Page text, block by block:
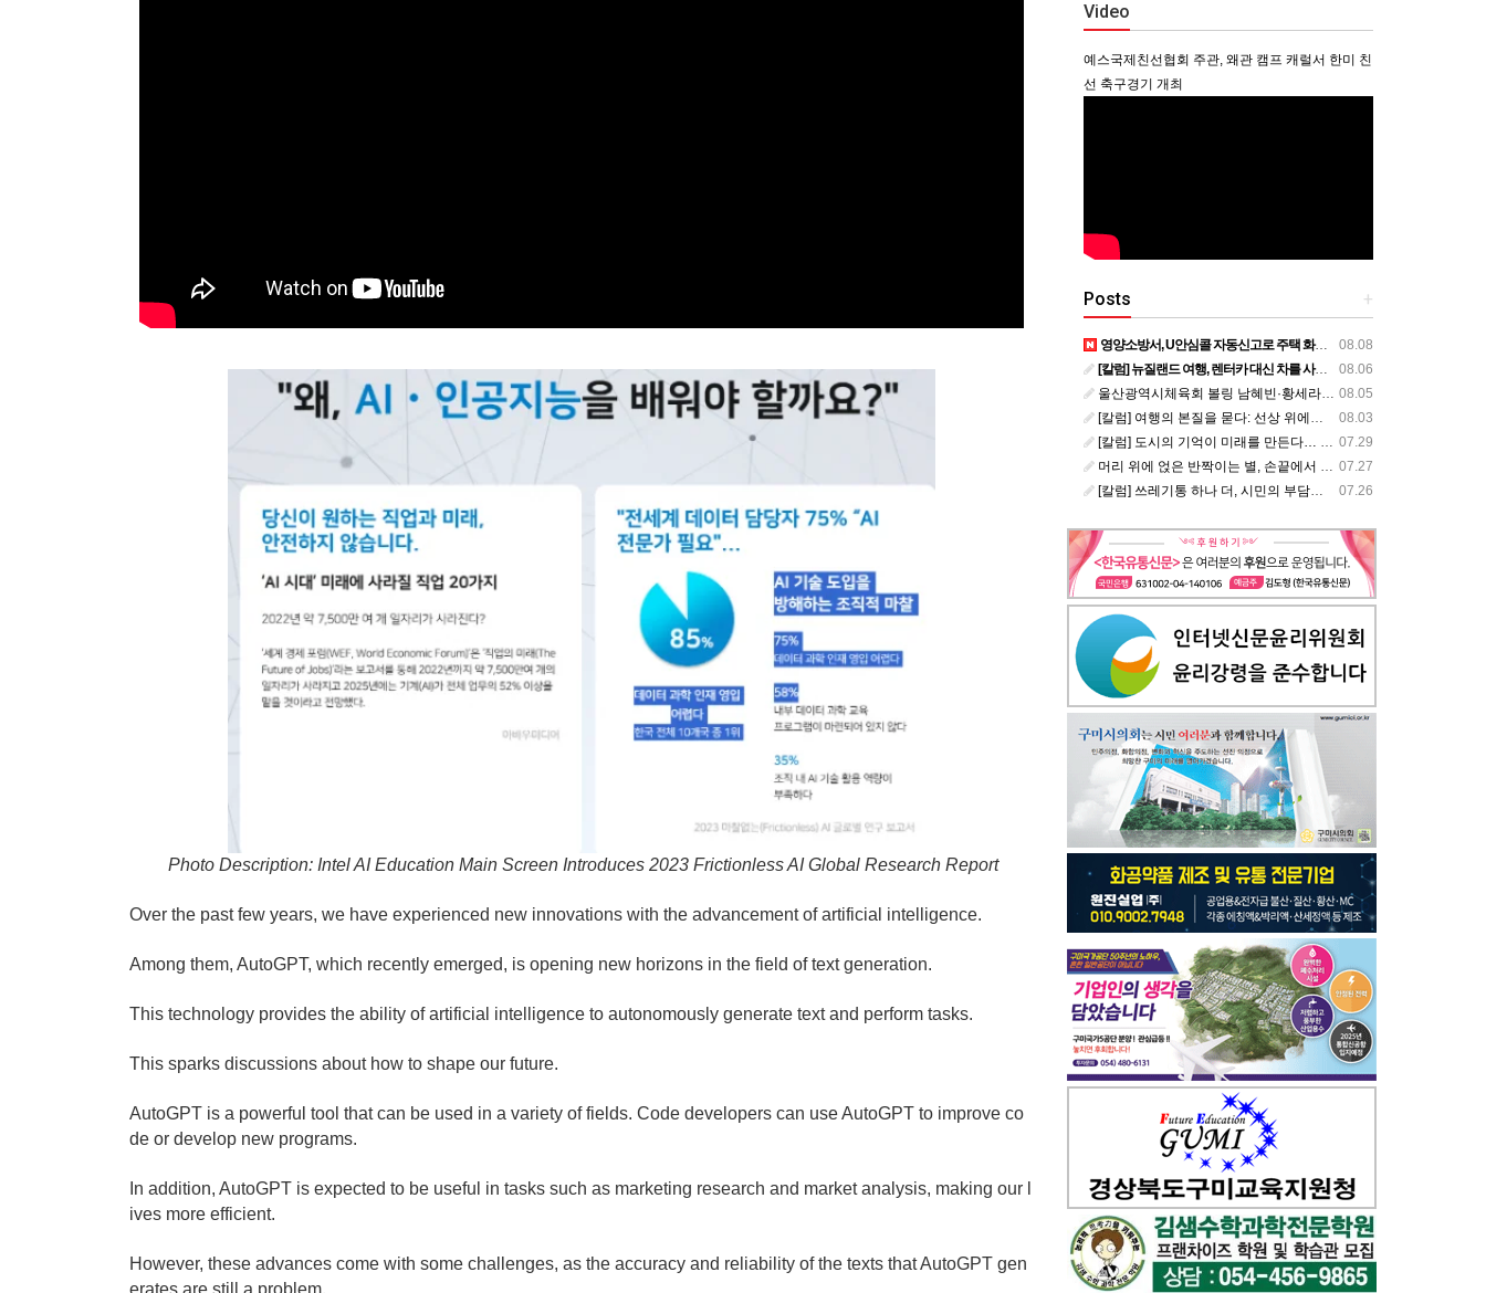
Photo Description: Intel AI Education Main Screen Introduces 2023 Frictionless AI Global Research Report
Over the past few years, we have experienced new innovations with the advancement of artificial intelligence.
Among them, AutoGPT, which recently emerged, is opening new horizons in the field of text generation.
This technology provides the ability of artificial intelligence to autonomously generate text and perform tasks.
This sparks discussions about how to shape our future.
AutoGPT is a powerful tool that can be used in a variety of fields. Code developers can use AutoGPT to improve co
de or develop new programs.
In addition, AutoGPT is expected to be useful in tasks such as marketing research and market analysis, making our l
ives more efficient.
However, these advances come with some challenges, as the accuracy and reliability of the texts that AutoGPT gen
Video
예스국제친선협회 주관, 왜관 캠프 캐럴서 한미 친
선 축구경기 개최
+
Posts
08.08
영양소방서, U안심콜 자동신고로 주택 화재 피해 막아
08.06
[칼럼] 뉴질랜드 여행, 렌터카 대신 차를 사볼까?
08.05
울산광역시체육회 볼링 남혜빈·황세라, 국가대표 평가전 통과… ‘아시아선수권 출전’
08.03
[칼럼] 여행의 본질을 묻다: 선상 위에서 펼쳐지는 공간과 사람, 그리고 미식의 미학
07.29
[칼럼] 도시의 기억이 미래를 만든다… 크라이스트처치와 한국 도시가 주는 교훈
07.27
머리 위에 얹은 반짝이는 별, 손끝에서 피어난 우리의 정체성
07.26
[칼럼] 쓰레기통 하나 더, 시민의 부담도 하나 더